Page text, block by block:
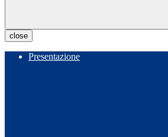
close
Presentazione